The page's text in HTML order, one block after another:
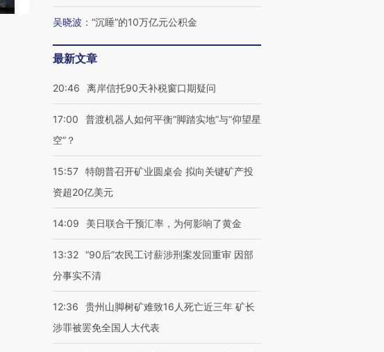
者“堕落的白痴”
阿根廷3-0阿尔及利亚
猛犸象化石接连露出
吴晓波 ： “沉睡”的10万亿元公积金
最新文章
20:46 离岸信托90天补税窗口期疑问
17:00
普渡机器人如何平衡“脚踏实地”与“仰望星
空”？
15:57 特朗普召开矿业圆桌会 拟向关键矿产投
资超20亿美元
14:09 美日联合干预汇率，为何影响了黄金
13:32 “90后”农民工讨薪涉刑案发回重审 因部
分事实不清
12:36
贵州山脚树矿难致16人死亡近三年 矿长
涉罪被罢免全国人大代表